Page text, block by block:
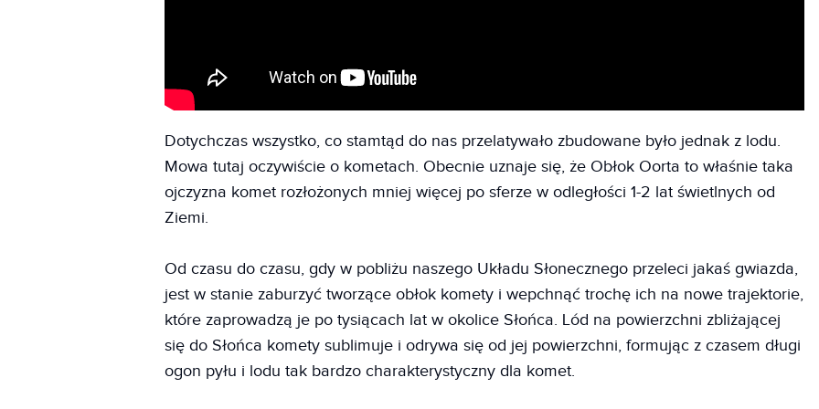
Dotychczas wszystko, co stamtąd do nas przelatywało zbudowane było jednak z lodu.
Mowa tutaj oczywiście o kometach. Obecnie uznaje się, że Obłok Oorta to właśnie taka
ojczyzna komet rozłożonych mniej więcej po sferze w odległości 1-2 lat świetlnych od
Ziemi.
Od czasu do czasu, gdy w pobliżu naszego Układu Słonecznego przeleci jakaś gwiazda,
jest w stanie zaburzyć tworzące obłok komety i wepchnąć trochę ich na nowe trajektorie,
które zaprowadzą je po tysiącach lat w okolice Słońca. Lód na powierzchni zbliżającej
się do Słońca komety sublimuje i odrywa się od jej powierzchni, formując z czasem długi
ogon pyłu i lodu tak bardzo charakterystyczny dla komet.